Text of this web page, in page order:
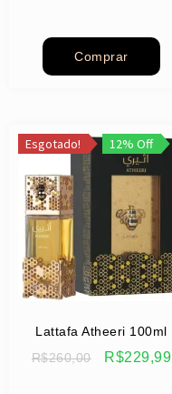
Comprar
Esgotado! 12% Off
Lattafa Atheeri 100ml
R$260,00 R$229,99